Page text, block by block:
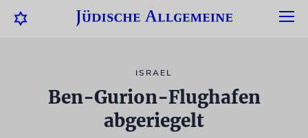
ISRAEL
Ben-Gurion-Flughafen
abgeriegelt